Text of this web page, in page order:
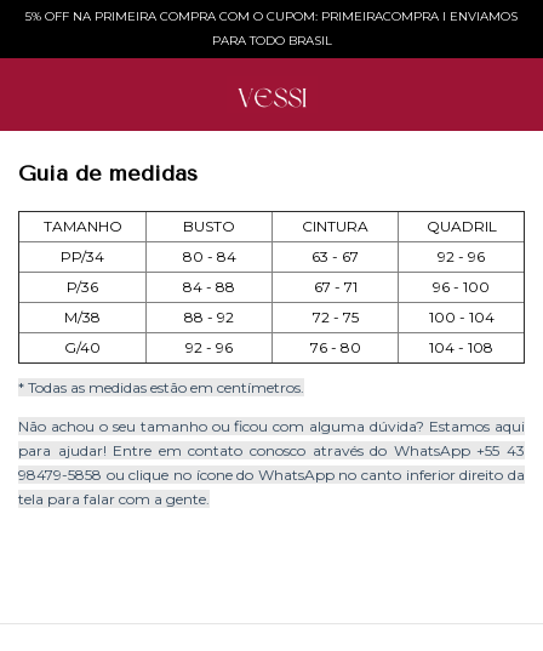
5% OFF NA PRIMEIRA COMPRA COM O CUPOM: PRIMEIRACOMPRA l ENVIAMOS
PARA TODO BRASIL
Guia de medidas
TAMANHO BUSTO CINTURA
QUADRIL
PP/34
80 - 84 63 - 67
92 - 96
P/36
84 - 88 67 - 71
96 - 100
M/38
88 - 92 72 - 75
100 - 104
G/40
92 - 96 76 - 80 104 - 108
* Todas as medidas estão em centímetros.
Não achou o seu tamanho ou ficou com alguma dúvida? Estamos aqui
para ajudar! Entre em contato conosco através do WhatsApp +55 43
98479-5858 ou clique no ícone do WhatsApp no canto inferior direito da
tela para falar com a gente.